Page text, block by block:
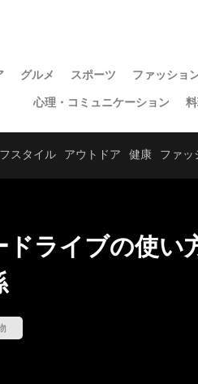
グルメ スポーツ ファッショ
心理・コミュニケーション
スタイル アウトドア 健康 ファッ
ドライブの使い